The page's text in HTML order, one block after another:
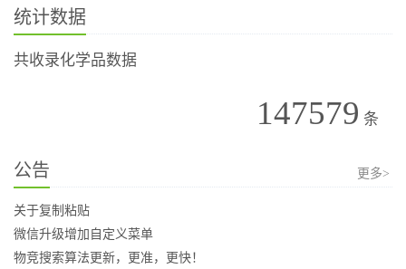
统计数据
共收录化学品数据
147579 条
公告 更多>
关于复制粘贴
微信升级增加自定义菜单
物竞搜索算法更新，更准，更快！